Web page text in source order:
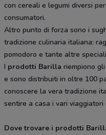
con cereali e legumi diversi
consumatori.
Altro punto di forza sono i
tradizione culinaria italiana:
pomodoro e tante altre
I prodotti Barilla riempiono
e sono distribuiti in oltre 100
conoscere la vera tradizione
sentire a casa i vari
Dove trovare i prodotti